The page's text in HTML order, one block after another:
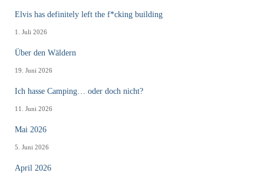
Elvis has definitely left the f*cking building
1. Juli 2026
Über den Wäldern
19. Juni 2026
Ich hasse Camping… oder doch nicht?
11. Juni 2026
Mai 2026
5. Juni 2026
April 2026